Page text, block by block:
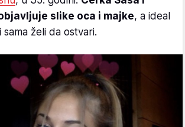
slike oca i majke, a ideal
sama želi da ostvari.